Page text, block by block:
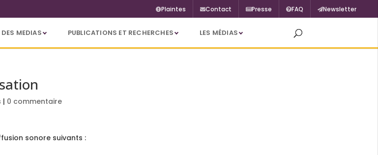
Plaintes Contact Presse FAQ Newsletter
MEDIAS PUBLICATIONS ET RECHERCHES LES MÉDIAS
| 0 commentaire
sonore suivants :